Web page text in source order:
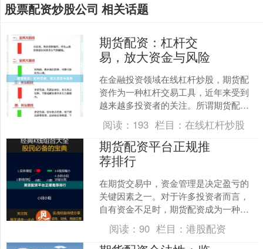
股票配资炒股公司 相关话题
期货配资：杠杆交
易，放大资金与风险
在金融投资领域在线杠杆炒股，期货配
资作为一种杠杆交易工具，近年来受到
越来越多投资者的关注。所谓期货配
资，是指投资者通过配资公司获得额外
资金，用于放大期货交易规模....
阅读： 193 栏目： 在线杠杆炒股
期货配资平台正规推
荐排行
在期货交易中，资金管理是决定盈亏的
关键因素之一。对于许多投资者而言，
自有资金不足时，期货配资成为一种常
见的杠杆工具。然而炒股配资公司，市
场上配资平台良莠不齐，选....
阅读： 90 栏目： 港股配资